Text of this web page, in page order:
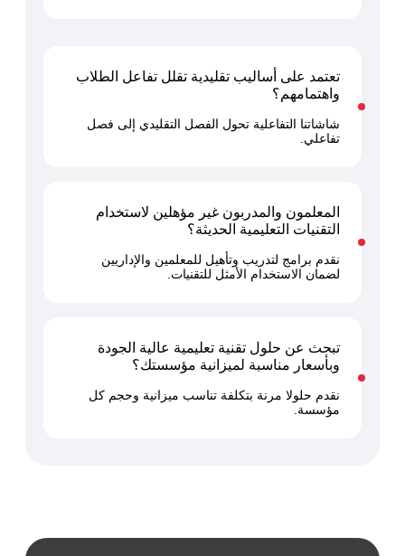
تعتمد على أساليب تقليدية تقلل تفاعل الطلاب
واهتمامهم؟
شاشاتنا التفاعلية تحول الفصل التقليدي إلى فصل
تفاعلي.
المعلمون والمدربون غير مؤهلين لاستخدام
التقنيات التعليمية الحديثة؟
نقدم برامج لتدريب وتأهيل للمعلمين والإداريين
لضمان الاستخدام الأمثل للتقنيات.
تبحث عن حلول تقنية تعليمية عالية الجودة
وبأسعار مناسبة لميزانية مؤسستك؟
نقدم حلولا مرنة بتكلفة تناسب ميزانية وحجم كل
مؤسسة.